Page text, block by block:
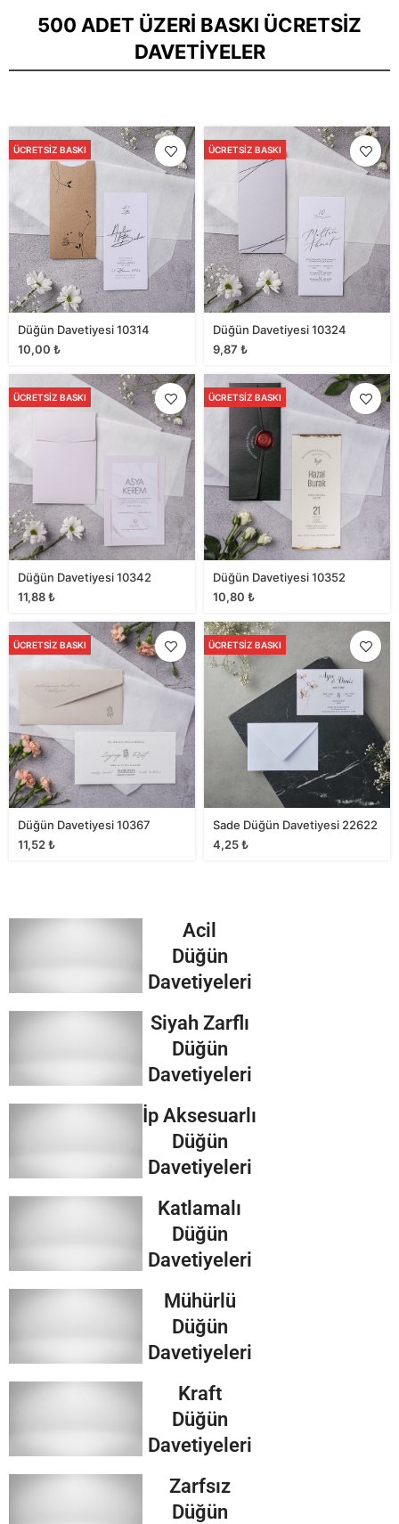
500 ADET ÜZERI BASKI ÜCRETSIZ
DAVETIYELER
ÜCRETSIZ BASKI
Düğün Davetiyesi 10314
10,00 ₺
ÜCRETSIZ BASKI
Düğün Davetiyesi 10324
9,87 ₺
ÜCRETSIZ BASKI
Düğün Davetiyesi 10342
11,88₺
ÜCRETSIZ BASKI
Düğün Davetiyesi 10352
10,80 ₺
ÜCRETSIZ BASKI
Düğün Davetiyesi 10367
11,52₺
ÜCRETSIZ BASKI
Sade Düğün Davetiyesi 22622
4,25₺
Acil
Düğün
Davetiyeleri
Siyah Zarflı
Düğün
Davetiyeleri
İp Aksesuarlı
Düğün
Davetiyeleri
Katlamalı
Düğün
Davetiyeleri
Mühürlü
Düğün
Davetiyeleri
Kraft
Düğün
Davetiyeleri
Zarfsız
Düğün